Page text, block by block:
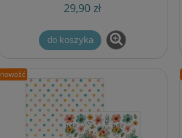
29,90 zł
do koszyka
nowość